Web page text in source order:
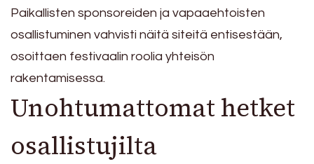
Paikallisten sponsoreiden ja vapaaehtoisten
osallistuminen vahvisti näitä siteitä entisestään,
osoittaen festivaalin roolia yhteisön
rakentamisessa.
Unohtumattomat hetket
osallistujilta